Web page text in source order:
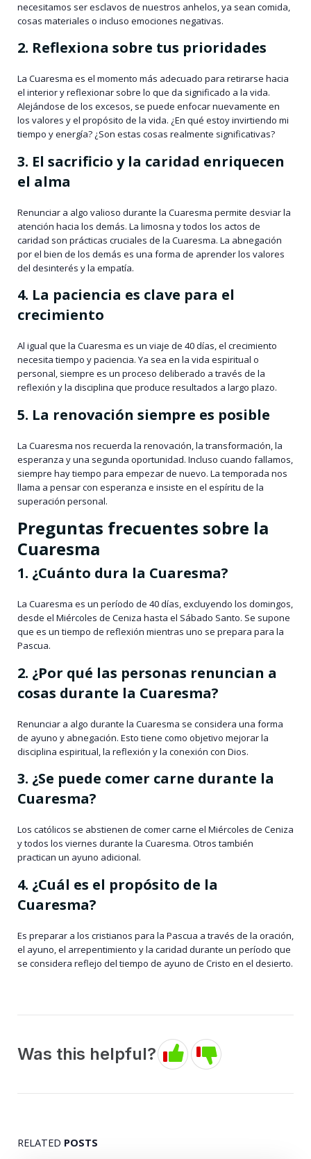
necesitamos ser esclavos de nuestros anhelos, ya sean comida,
cosas materiales o incluso emociones negativas.
2. Reflexiona sobre tus prioridades
La Cuaresma es el momento más adecuado para retirarse hacia
el interior y reflexionar sobre lo que da significado a la vida.
Alejándose de los excesos, se puede enfocar nuevamente en
los valores y el propósito de la vida. ¿En qué estoy invirtiendo mi
tiempo y energía? ¿Son estas cosas realmente significativas?
3. El sacrificio y la caridad enriquecen
el alma
Renunciar a algo valioso durante la Cuaresma permite desviar la
atención hacia los demás. La limosna y todos los actos de
caridad son prácticas cruciales de la Cuaresma. La abnegación
por el bien de los demás es una forma de aprender los valores
del desinterés y la empatía.
4. La paciencia es clave para el
crecimiento
Al igual que la Cuaresma es un viaje de 40 días, el crecimiento
necesita tiempo y paciencia. Ya sea en la vida espiritual o
personal, siempre es un proceso deliberado a través de la
reflexión y la disciplina que produce resultados a largo plazo.
5. La renovación siempre es posible
La Cuaresma nos recuerda la renovación, la transformación, la
esperanza y una segunda oportunidad. Incluso cuando fallamos,
siempre hay tiempo para empezar de nuevo. La temporada nos
llama a pensar con esperanza e insiste en el espíritu de la
superación personal.
Preguntas frecuentes sobre la
Cuaresma
1. ¿Cuánto dura la Cuaresma?
La Cuaresma es un período de 40 días, excluyendo los domingos,
desde el Miércoles de Ceniza hasta el Sábado Santo. Se supone
que es un tiempo de reflexión mientras uno se prepara para la
Pascua.
2. ¿Por qué las personas renuncian a
cosas durante la Cuaresma?
Renunciar a algo durante la Cuaresma se considera una forma
de ayuno y abnegación. Esto tiene como objetivo mejorar la
disciplina espiritual, la reflexión y la conexión con Dios.
3. ¿Se puede comer carne durante la
Cuaresma?
Los católicos se abstienen de comer carne el Miércoles de Ceniza
y todos los viernes durante la Cuaresma. Otros también
practican un ayuno adicional.
4. ¿Cuál es el propósito de la
Cuaresma?
Es preparar a los cristianos para la Pascua a través de la oración,
el ayuno, el arrepentimiento y la caridad durante un período que
se considera reflejo del tiempo de ayuno de Cristo en el desierto.
Was this helpful?
RELATED POSTS